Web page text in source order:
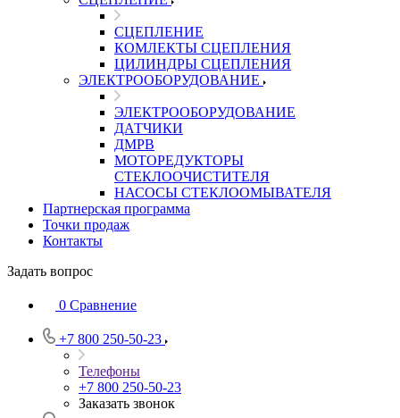
СЦЕПЛЕНИЕ
КОМЛЕКТЫ СЦЕПЛЕНИЯ
ЦИЛИНДРЫ СЦЕПЛЕНИЯ
ЭЛЕКТРООБОРУДОВАНИЕ
ЭЛЕКТРООБОРУДОВАНИЕ
ДАТЧИКИ
ДМРВ
МОТОРЕДУКТОРЫ
СТЕКЛООЧИСТИТЕЛЯ
НАСОСЫ СТЕКЛООМЫВАТЕЛЯ
Партнерская программа
Точки продаж
Контакты
Задать вопрос
0 Сравнение
+7 800 250-50-23
Телефоны
+7 800 250-50-23
Заказать звонок